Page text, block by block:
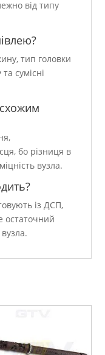
від типу
тип головки
сумісні
бо різниця в
вузла.
із ДСП,